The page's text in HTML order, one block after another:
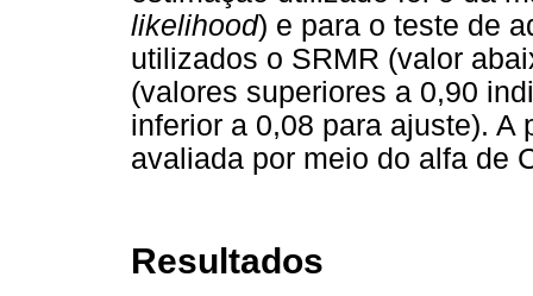
likelihood) e para o teste de
utilizados o SRMR (valor
(valores superiores a 0,90
inferior a 0,08 para ajuste).
avaliada por meio do alfa de
Resultados